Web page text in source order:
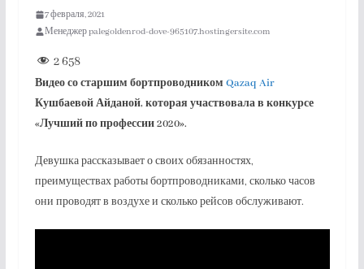
7 февраля, 2021
Менеджер palegoldenrod-dove-965107.hostingersite.com
2 658
Видео со старшим бортпроводником Qazaq Air
Кушбаевой Айданой, которая участвовала в конкурсе
«Лучший по профессии 2020».
Девушка рассказывает о своих обязанностях,
преимуществах работы бортпроводниками, сколько часов
они проводят в воздухе и сколько рейсов обслуживают.